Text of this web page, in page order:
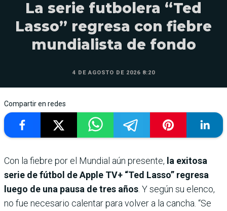
La serie futbolera “Ted
Lasso” regresa con fiebre
mundialista de fondo
4 DE AGOSTO DE 2026 8:20
Compartir en redes
Con la fiebre por el Mundial aún presente, la exitosa
serie de fútbol de Apple TV+ “Ted Lasso” regresa
luego de una pausa de tres años . Y según su elenco,
no fue necesario calentar para volver a la cancha. “Se